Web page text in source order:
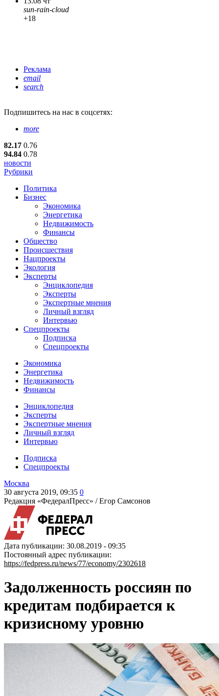
sun-rain-cloud
+18
Реклама
email
search
Подпишитесь на нас в соцсетях:
more
82.17 0.76
94.84 0.78
новости
Рубрики
Политика
Бизнес
Экономика
Энергетика
Недвижимость
Финансы
Общество
Происшествия
Нацпроекты
Экология
Эксперты
Энциклопедия
Эксперты
Экспертные мнения
Личный взгляд
Интервью
Спецпроекты
Подписка
Спецпроекты
Экономика
Энергетика
Недвижимость
Финансы
Энциклопедия
Эксперты
Экспертные мнения
Личный взгляд
Интервью
Подписка
Спецпроекты
Москва
30 августа 2019, 09:35 0
Редакция «ФедералПресс» /Егор Самсонов
Дата публикации: 30.08.2019 - 09:35
Постоянный адрес публикации:
https://fedpress.ru/news/77/economy/2302618
Задолженность россиян по
кредитам подбирается к
кризисному уровню